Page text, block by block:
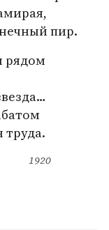
пир.
рядом
труда.
1920